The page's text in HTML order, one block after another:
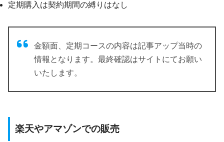
定期購入は契約期間の縛りはなし
金額面、定期コースの内容は記事アップ当時の
情報となります。最終確認はサイトにてお願い
いたします。
楽天やアマゾンでの販売